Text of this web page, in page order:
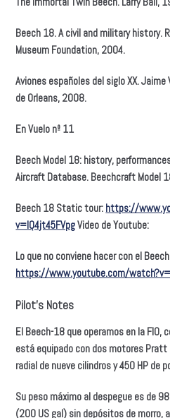
Beech 18. A civil and military history.
Museum Foundation, 2004.
Aviones españoles del siglo XX.
de Orleans, 2008.
En Vuelo nº 11
Beech Model 18: history,
Aircraft Database. Beechcraft Model
Beech 18 Static tour: https://
v=IQ4jt45FVpgVideo de Youtube:
Lo que no conviene hacer con el
https://www.youtube.com/
Pilot's Notes
El Beech-18 que operamos en la FIO,
está equipado con dos motores
radial de nueve cilindros y 450 HP de
Su peso máximo al despegue es de
(200 US gal) sin depósitos de morro,